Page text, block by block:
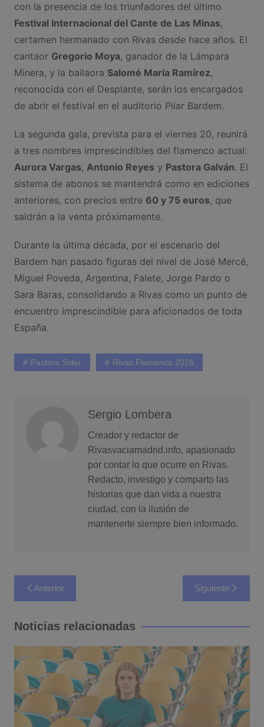
con la presencia de los triunfadores del último
Festival Internacional del Cante de Las Minas,
certamen hermanado con Rivas desde hace años. El
cantaor Gregorio Moya, ganador de la Lámpara
Minera, y la bailaora Salomé María Ramírez,
reconocida con el Desplante, serán los encargados
de abrir el festival en el auditorio Pilar Bardem.
La segunda gala, prevista para el viernes 20, reunirá
a tres nombres imprescindibles del flamenco actual:
Aurora Vargas, Antonio Reyesy Pastora Galván. El
sistema de abonos se mantendrá como en ediciones
anteriores, con precios entre 60 y 75 euros, que
saldrán a la venta próximamente.
Durante la última década, por el escenario del
Bardem han pasado figuras del nivel de José Mercé,
Miguel Poveda, Argentina, Falete, Jorge Pardo o
Sara Baras, consolidando a Rivas como un punto de
encuentro imprescindible para aficionados de toda
España.
Pastora Soler Rivas Flamenca 2026
Sergio Lombera
Creador y redactor de
Rivasvaciamadrid.info, apasionado
por contar lo que ocurre en Rivas.
Redacto, investigo y comparto las
historias que dan vida a nuestra
ciudad, con la ilusión de
mantenerte siempre bien informado.
Navegación
de
entradas
Anterior Siguiente
Noticias relacionadas